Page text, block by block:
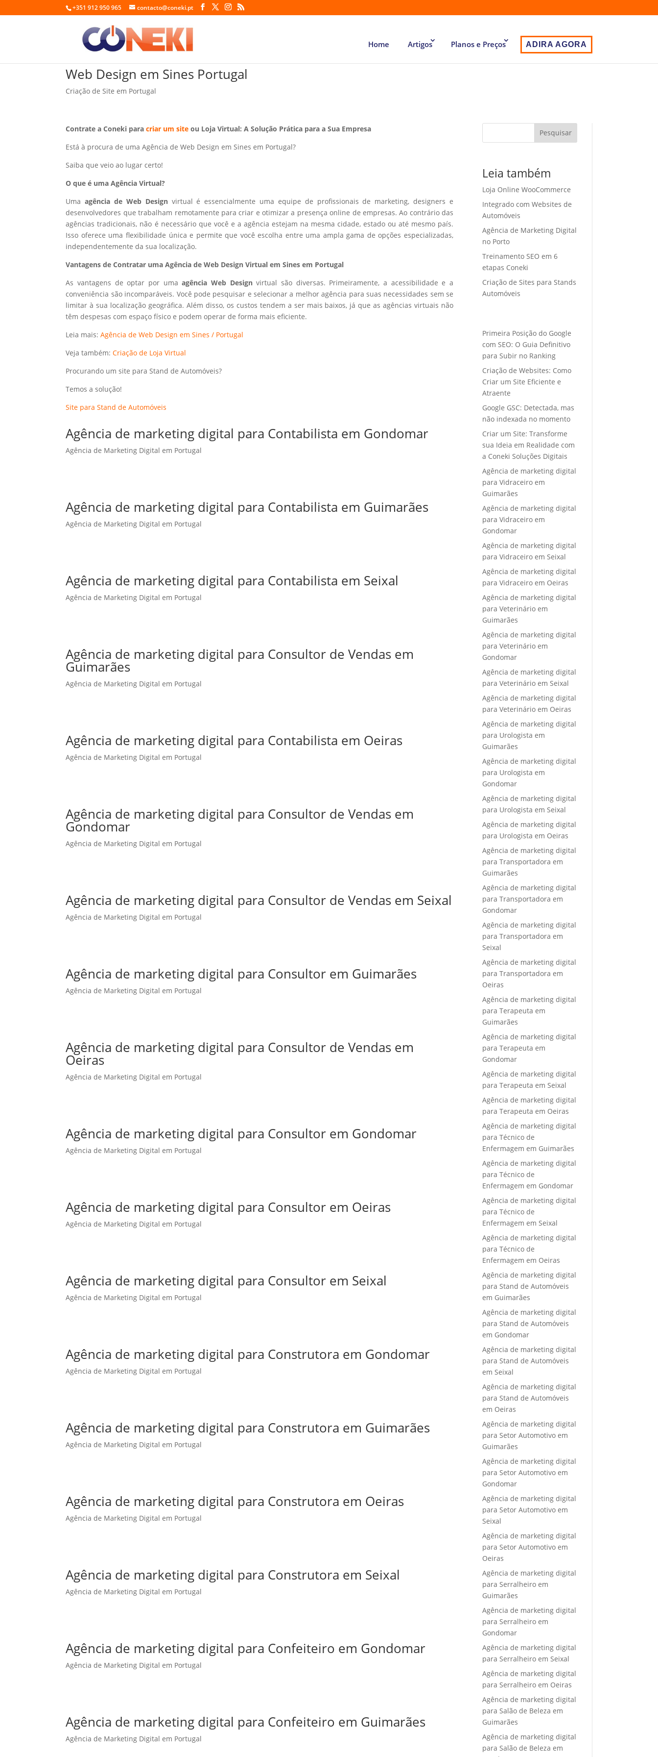
+351 912 950 965 contacto@coneki.pt
Home Artigos Planos e Preços ADIRA AGORA
Web Design em Sines Portugal
Criação de Site em Portugal
Contrate a Coneki paracriar um site ou Loja Virtual: A Solução Prática para a Sua Empresa
Está à procura de uma Agência de Web Design em Sines em Portugal?
Saiba que veio ao lugar certo!
O que é uma Agência Virtual?
Umaagência de Web Design virtual é essencialmente uma equipe de profissionais de marketing, designers e
desenvolvedores que trabalham remotamente para criar e otimizar a presença online de empresas. Ao contrário das
agências tradicionais, não é necessário que você e a agência estejam na mesma cidade, estado ou até mesmo país.
Isso oferece uma flexibilidade única e permite que você escolha entre uma ampla gama de opções especializadas,
independentemente da sua localização.
Vantagens de Contratar uma Agência de Web Design Virtual em Sines em Portugal
As vantagens de optar por umaagência Web Designvirtual são diversas. Primeiramente, a acessibilidade e a
conveniência são incomparáveis. Você pode pesquisar e selecionar a melhor agência para suas necessidades sem se
limitar à sua localização geográfica. Além disso, os custos tendem a ser mais baixos, já que as agências virtuais não
têm despesas com espaço físico e podem operar de forma mais eficiente.
Leia mais:Agência de Web Design em Sines / Portugal
Veja também:Criação de Loja Virtual
Procurando um site para Stand de Automóveis?
Temos a solução!
Site para Stand de Automóveis
Agência de marketing digital para Contabilista em Gondomar
Agência de Marketing Digital em Portugal
Agência de marketing digital para Contabilista em Guimarães
Agência de Marketing Digital em Portugal
Agência de marketing digital para Contabilista em Seixal
Agência de Marketing Digital em Portugal
Agência de marketing digital para Consultor de Vendas em
Guimarães
Agência de Marketing Digital em Portugal
Agência de marketing digital para Contabilista em Oeiras
Agência de Marketing Digital em Portugal
Agência de marketing digital para Consultor de Vendas em
Gondomar
Agência de Marketing Digital em Portugal
Agência de marketing digital para Consultor de Vendas em Seixal
Agência de Marketing Digital em Portugal
Agência de marketing digital para Consultor em Guimarães
Agência de Marketing Digital em Portugal
Agência de marketing digital para Consultor de Vendas em
Oeiras
Agência de Marketing Digital em Portugal
Agência de marketing digital para Consultor em Gondomar
Agência de Marketing Digital em Portugal
Agência de marketing digital para Consultor em Oeiras
Agência de Marketing Digital em Portugal
Agência de marketing digital para Consultor em Seixal
Agência de Marketing Digital em Portugal
Agência de marketing digital para Construtora em Gondomar
Agência de Marketing Digital em Portugal
Agência de marketing digital para Construtora em Guimarães
Agência de Marketing Digital em Portugal
Agência de marketing digital para Construtora em Oeiras
Agência de Marketing Digital em Portugal
Agência de marketing digital para Construtora em Seixal
Agência de Marketing Digital em Portugal
Agência de marketing digital para Confeiteiro em Gondomar
Agência de Marketing Digital em Portugal
Agência de marketing digital para Confeiteiro em Guimarães
Agência de Marketing Digital em Portugal
Pesquisar
Leia também
Loja Online WooCommerce
Integrado com Websites de
Automóveis
Agência de Marketing Digital
no Porto
Treinamento SEO em 6
etapas Coneki
Criação de Sites para Stands
Automóveis
Primeira Posição do Google
com SEO: O Guia Definitivo
para Subir no Ranking
Criação de Websites: Como
Criar um Site Eficiente e
Atraente
Google GSC: Detectada, mas
não indexada no momento
Criar um Site: Transforme
sua Ideia em Realidade com
a Coneki Soluções Digitais
Agência de marketing digital
para Vidraceiro em
Guimarães
Agência de marketing digital
para Vidraceiro em
Gondomar
Agência de marketing digital
para Vidraceiro em Seixal
Agência de marketing digital
para Vidraceiro em Oeiras
Agência de marketing digital
para Veterinário em
Guimarães
Agência de marketing digital
para Veterinário em
Gondomar
Agência de marketing digital
para Veterinário em Seixal
Agência de marketing digital
para Veterinário em Oeiras
Agência de marketing digital
para Urologista em
Guimarães
Agência de marketing digital
para Urologista em
Gondomar
Agência de marketing digital
para Urologista em Seixal
Agência de marketing digital
para Urologista em Oeiras
Agência de marketing digital
para Transportadora em
Guimarães
Agência de marketing digital
para Transportadora em
Gondomar
Agência de marketing digital
para Transportadora em
Seixal
Agência de marketing digital
para Transportadora em
Oeiras
Agência de marketing digital
para Terapeuta em
Guimarães
Agência de marketing digital
para Terapeuta em
Gondomar
Agência de marketing digital
para Terapeuta em Seixal
Agência de marketing digital
para Terapeuta em Oeiras
Agência de marketing digital
para Técnico de
Enfermagem em Guimarães
Agência de marketing digital
para Técnico de
Enfermagem em Gondomar
Agência de marketing digital
para Técnico de
Enfermagem em Seixal
Agência de marketing digital
para Técnico de
Enfermagem em Oeiras
Agência de marketing digital
para Stand de Automóveis
em Guimarães
Agência de marketing digital
para Stand de Automóveis
em Gondomar
Agência de marketing digital
para Stand de Automóveis
em Seixal
Agência de marketing digital
para Stand de Automóveis
em Oeiras
Agência de marketing digital
para Setor Automotivo em
Guimarães
Agência de marketing digital
para Setor Automotivo em
Gondomar
Agência de marketing digital
para Setor Automotivo em
Seixal
Agência de marketing digital
para Setor Automotivo em
Oeiras
Agência de marketing digital
para Serralheiro em
Guimarães
Agência de marketing digital
para Serralheiro em
Gondomar
Agência de marketing digital
para Serralheiro em Seixal
Agência de marketing digital
para Serralheiro em Oeiras
Agência de marketing digital
para Salão de Beleza em
Guimarães
Agência de marketing digital
para Salão de Beleza em